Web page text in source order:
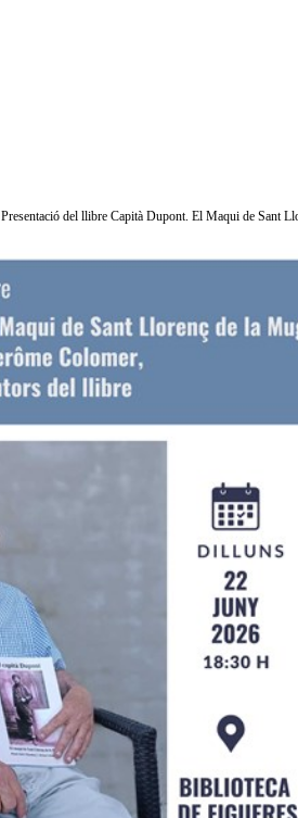
Presentació del llibre Capità Dupont. El Maqui de Sant